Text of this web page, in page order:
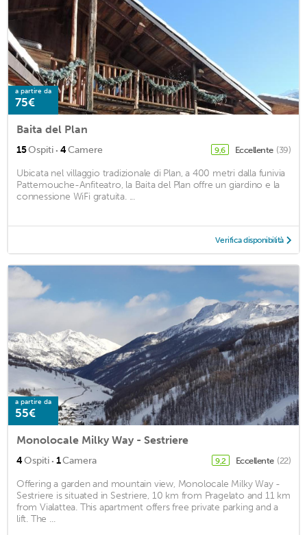
a partire da
75€
Baita del Plan
15Ospiti · 4Camere 9,6 Eccellente (39)
Ubicata nel villaggio tradizionale di Plan, a 400 metri dalla funivia
Pattemouche-Anfiteatro, la Baita del Plan offre un giardino e la
connessione WiFi gratuita. ...
Verifica disponibilità
a partire da
55€
Monolocale Milky Way - Sestriere
4Ospiti · 1Camera 9,2 Eccellente (22)
Offering a garden and mountain view, Monolocale Milky Way -
Sestriere is situated in Sestriere, 10 km from Pragelato and 11 km
from Vialattea. This apartment offers free private parking and a
lift. The ...